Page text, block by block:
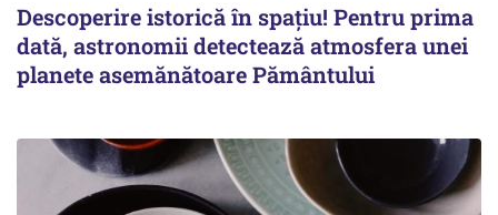
Descoperire istorică în spațiu! Pentru prima
dată, astronomii detectează atmosfera unei
planete asemănătoare Pământului